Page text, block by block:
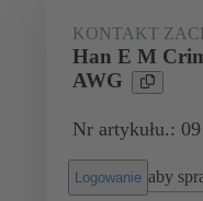
KONTAKT
Han E M
AWG
Nr artykułu.:
Logowanie aby